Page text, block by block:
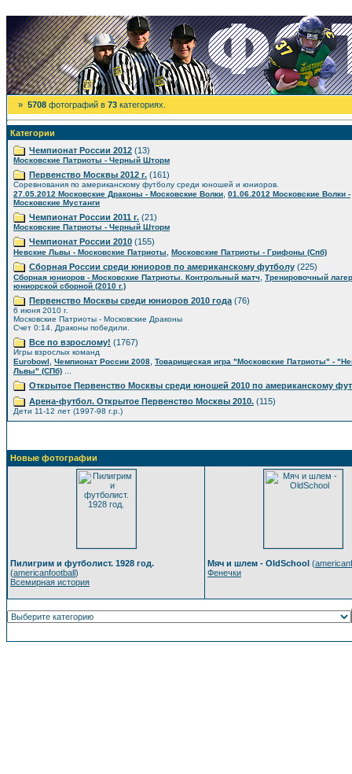
» 5708 фотографий в 73 категориях.
Категории
Чемпионат России 2012 (13)
Московские Патриоты - Черный Шторм
Первенство Москвы 2012 г. (161)
Соревнования по американскому футболу среди юношей и юниоров.
27.05.2012 Московские Драконы - Московские Волки 01.06.2012 Московские Волки -
Московские Мустанги
Чемпионат России 2011 г. (21)
Московские Патриоты - Черный Шторм
Чемпионат России 2010 (155)
Невские Львы - Московские Патриоты Московские Патриоты - Грифоны (Спб)
Сборная России среди юниоров по американскому футболу (225)
Сборная юниоров - Московские Патриоты. Контрольный матч Тренировочный
юниорской сборной (2010 г.)
Первенство Москвы среди юниоров 2010 года (76)
6 июня 2010 г.
Московские Патриоты - Московские Драконы
Счет 0:14. Драконы победили.
Все по взрослому! (1767)
Игры взрослых команд
Eurobowl
Чемпионат России 2008 Товарищеская игра "Московские Патриоты" -
Львы" (СПб)
Открытое Первенство Москвы среди юношей 2010 по американскому
Арена-футбол. Открытое Первенство Москвы 2010. (115)
Дети 11-12 лет (1997-98 г.р.)
Новые фотографии
Пилигрим и футболист. 1928 год.
(americanfootball)
Всемирная история
Мяч и шлем - OldSchool (
Фенечки